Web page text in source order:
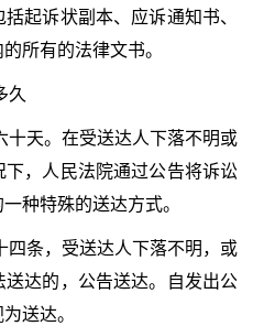
起诉状副本、应诉通知书、
所有的法律文书。
久
十天。在受送达人下落不明或
，人民法院通过公告将诉讼
种特殊的送达方式。
四条，受送达人下落不明，或
达的，公告送达。自发出公
送达。